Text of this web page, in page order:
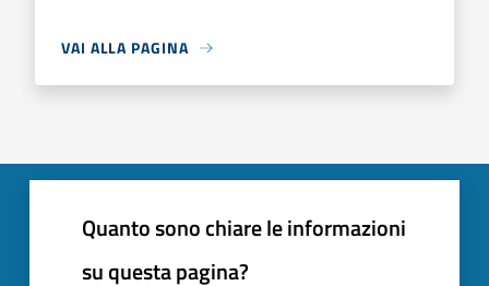
VAI ALLA PAGINA
Quanto sono chiare le informazioni
su questa pagina?